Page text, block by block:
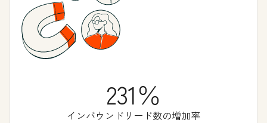
231％
インバウンドリード数の増加率